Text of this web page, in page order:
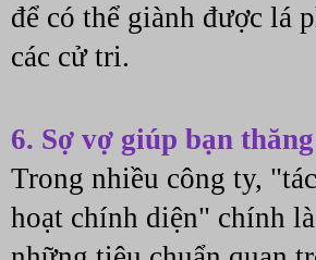
để có thể giành được lá
các cử tri.
6. Sợ vợ giúp bạn
Trong nhiều công ty,
hoạt chính diện" chính